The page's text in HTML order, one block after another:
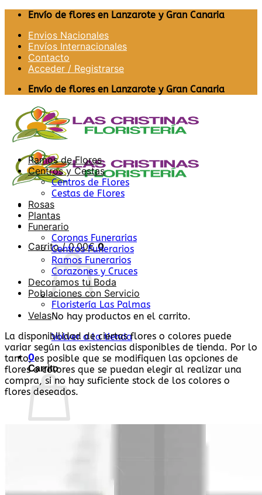
Saltar
contenido
Envío de flores en Lanzarote y Gran Canaria
Envios Nacionales
Envíos Internacionales
Contacto
Acceder / Registrarse
Envío de flores en Lanzarote y Gran Canaria
Carrito /0,00€ 0
No hay productos en el carrito.
Volver a la tienda
0
Carrito
Ramos de Flores
Centros y Cestas
Centros de Flores
Cestas de Flores
Rosas
Plantas
Funerario
Coronas Funerarias
Centros Funerarios
Ramos Funerarios
Corazones y Cruces
Decoramos tu Boda
Poblaciones con Servicio
Floristería Las Palmas
Velas
La disponibilidad de ciertas flores o colores puede
variar según las existencias disponibles de tienda. Por lo
tanto, es posible que se modifiquen las opciones de
flores o colores que se puedan elegir al realizar una
compra, si no hay suficiente stock de los colores o
flores deseados.